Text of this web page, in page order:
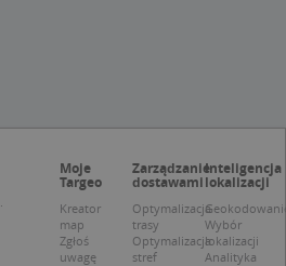
Moje
Targeo
Kreator
map
Zgłoś
uwagę
Zarządzanie
dostawami
Optymalizacja
trasy
Optymalizacja
stref
Inteligencja
lokalizacji
Wybór
lokalizacji
Analityka
to